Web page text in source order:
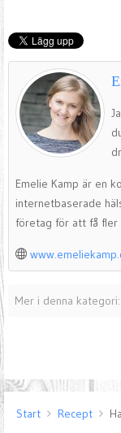
Emelie Kamp är en
internetbaserade
företag för att få fler
Mer i denna kategori:
Start Recept